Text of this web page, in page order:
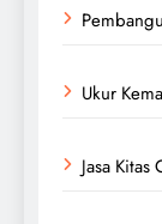
Ukur
Jasa